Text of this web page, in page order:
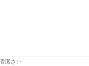
潔さ: -